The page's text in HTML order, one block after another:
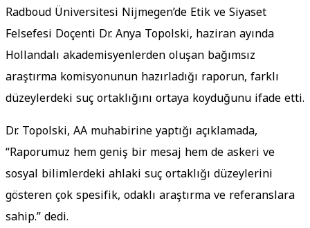
Radboud Üniversitesi Nijmegen’de Etik ve Siyaset
Felsefesi Doçenti Dr. Anya Topolski, haziran ayında
Hollandalı akademisyenlerden oluşan bağımsız
araştırma komisyonunun hazırladığı raporun, farklı
düzeylerdeki suç ortaklığını ortaya koyduğunu ifade etti.
Dr. Topolski, AA muhabirine yaptığı açıklamada,
“Raporumuz hem geniş bir mesaj hem de askeri ve
sosyal bilimlerdeki ahlaki suç ortaklığı düzeylerini
gösteren çok spesifik, odaklı araştırma ve referanslara
sahip.” dedi.